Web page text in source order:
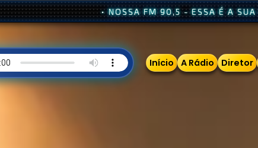
• NOSSA FM 90,5 - ESSA É A SUA RÁDIO!
Início A Rádio Diretor